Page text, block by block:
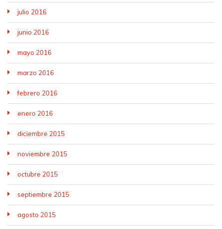
julio 2016
junio 2016
mayo 2016
marzo 2016
febrero 2016
enero 2016
diciembre 2015
noviembre 2015
octubre 2015
septiembre 2015
agosto 2015